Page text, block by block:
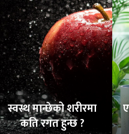
स्वस्थ मान्छेको शरीरमा
कति रगत हुन्छ ?